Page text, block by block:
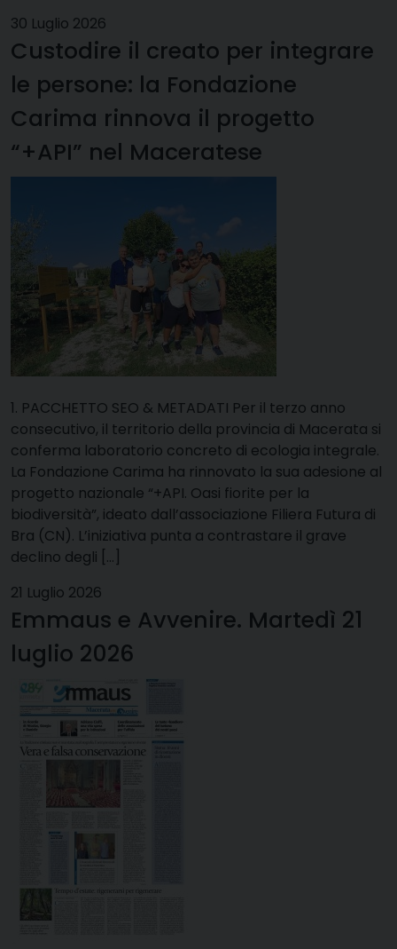
30 Luglio 2026
Custodire il creato per integrare
le persone: la Fondazione
Carima rinnova il progetto
“+API” nel Maceratese
1. PACCHETTO SEO & METADATI Per il terzo anno
consecutivo, il territorio della provincia di Macerata si
conferma laboratorio concreto di ecologia integrale.
La Fondazione Carima ha rinnovato la sua adesione al
progetto nazionale “+API. Oasi fiorite per la
biodiversità”, ideato dall’associazione Filiera Futura di
Bra (CN). L’iniziativa punta a contrastare il grave
declino degli […]
21 Luglio 2026
Emmaus e Avvenire. Martedì 21
luglio 2026